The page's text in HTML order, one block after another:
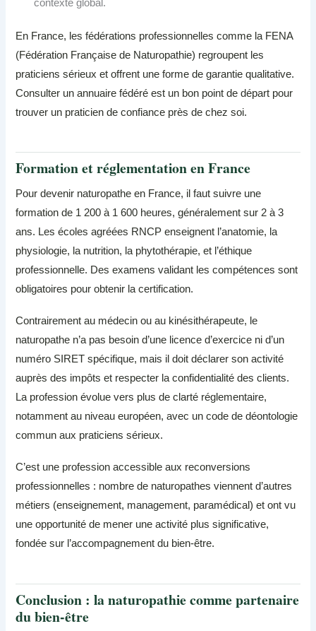
contexte global.
En France, les fédérations professionnelles comme la FENA
(Fédération Française de Naturopathie) regroupent les
praticiens sérieux et offrent une forme de garantie qualitative.
Consulter un annuaire fédéré est un bon point de départ pour
trouver un praticien de confiance près de chez soi.
Formation et réglementation en France
Pour devenir naturopathe en France, il faut suivre une
formation de 1 200 à 1 600 heures, généralement sur 2 à 3
ans. Les écoles agréées RNCP enseignent l’anatomie, la
physiologie, la nutrition, la phytothérapie, et l’éthique
professionnelle. Des examens validant les compétences sont
obligatoires pour obtenir la certification.
Contrairement au médecin ou au kinésithérapeute, le
naturopathe n’a pas besoin d’une licence d’exercice ni d’un
numéro SIRET spécifique, mais il doit déclarer son activité
auprès des impôts et respecter la confidentialité des clients.
La profession évolue vers plus de clarté réglementaire,
notamment au niveau européen, avec un code de déontologie
commun aux praticiens sérieux.
C’est une profession accessible aux reconversions
professionnelles : nombre de naturopathes viennent d’autres
métiers (enseignement, management, paramédical) et ont vu
une opportunité de mener une activité plus significative,
fondée sur l’accompagnement du bien-être.
Conclusion : la naturopathie comme partenaire
du bien-être